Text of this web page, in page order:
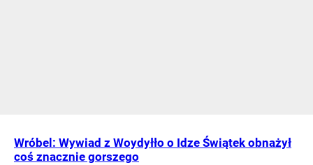
Wróbel: Wywiad z Woydyłło o Idze Świątek obnażył
coś znacznie gorszego